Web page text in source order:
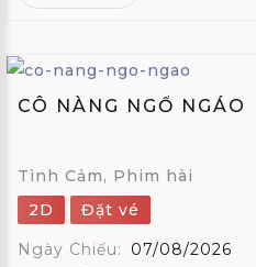
CÔ NÀNG NGỔ NGÁO
Tình Cảm, Phim hài
2D
Đặt vé
Ngày Chiếu:
07/08/2026